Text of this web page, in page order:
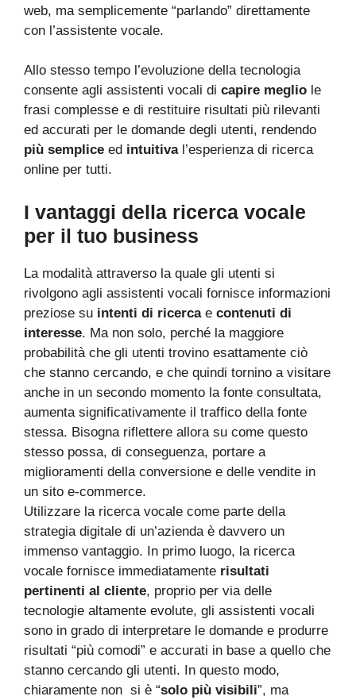
web, ma semplicemente “parlando” direttamente
con l’assistente vocale.
Allo stesso tempo l’evoluzione della tecnologia
consente agli assistenti vocali di capire meglio le
frasi complesse e di restituire risultati più rilevanti
ed accurati per le domande degli utenti, rendendo
più semplice ed intuitival’esperienza di ricerca
online per tutti.
I vantaggi della ricerca vocale
per il tuo business
La modalità attraverso la quale gli utenti si
rivolgono agli assistenti vocali fornisce informazioni
preziose su intenti di ricercae contenuti di
interesse. Ma non solo, perché la maggiore
probabilità che gli utenti trovino esattamente ciò
che stanno cercando, e che quindi tornino a visitare
anche in un secondo momento la fonte consultata,
aumenta significativamente il traffico della fonte
stessa. Bisogna riflettere allora su come questo
stesso possa, di conseguenza, portare a
miglioramenti della conversione e delle vendite in
un sito e-commerce.
Utilizzare la ricerca vocale come parte della
strategia digitale di un’azienda è davvero un
immenso vantaggio. In primo luogo, la ricerca
vocale fornisce immediatamente risultati
pertinenti al cliente, proprio per via delle
tecnologie altamente evolute, gli assistenti vocali
sono in grado di interpretare le domande e produrre
risultati “più comodi” e accurati in base a quello che
stanno cercando gli utenti. In questo modo,
chiaramente non si è “solo più visibili”, ma